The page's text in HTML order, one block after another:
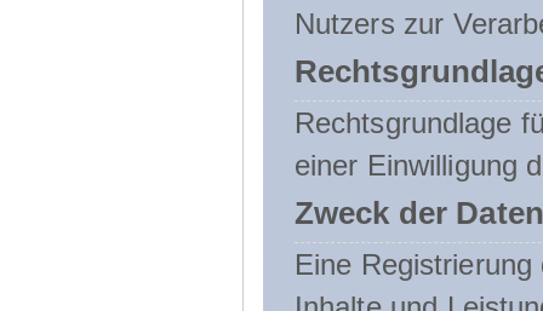
Nutzers zur
Rechtsgrundlage
einer Einwilligung
Zweck der
Eine